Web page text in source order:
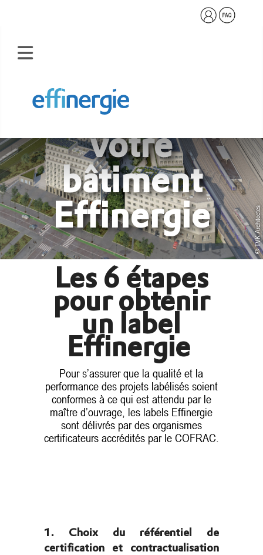
Labéliser
votre
bâtiment
Effinergie ©TVK Architectes
Les 6 étapes
pour obtenir
un label
Effinergie
Pour s’assurer que la qualité et la
performance des projets labélisés soient
conformes à ce qui est attendu par le
maître d’ouvrage, les labels Effinergie
sont délivrés par des organismes
certificateurs accrédités par le COFRAC.
1. Choix du référentiel de
certification et contractualisation